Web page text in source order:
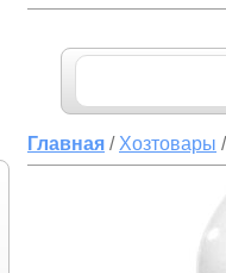
Главная / Хозтовары /